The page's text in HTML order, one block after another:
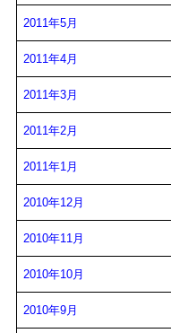
2011年5月
2011年4月
2011年3月
2011年2月
2011年1月
2010年12月
2010年11月
2010年10月
2010年9月